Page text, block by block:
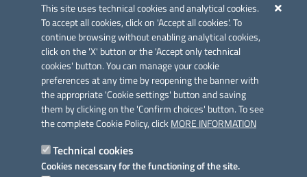
This site uses technical cookies and analytical cookies.
To accept all cookies, click on 'Accept all cookies'. To
continue browsing without enabling analytical cookies,
click on the 'X' button or the 'Accept only technical
cookies' button. You can manage your cookie
preferences at any time by reopening the banner with
the appropriate 'Cookie settings' button and saving
them by clicking on the 'Confirm choices' button. To see
the complete Cookie Policy, clickMORE INFORMATION
Technical cookies
Cookies necessary for the functioning of the site.
Fax: 0832 360821
Email: comunesurbo@pec.it
Posta Elettronica Certificata: comunesurbo@pec.it
Iniziativa finanziata con risorse del POC Puglia 2014-2020. Asse II.
Azione 2.3.
Link utili